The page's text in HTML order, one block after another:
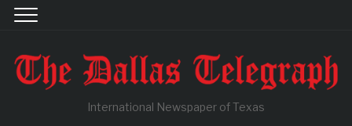
International Newspaper of Texas